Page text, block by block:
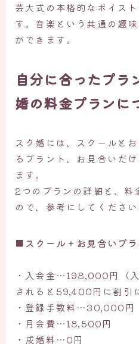
芸大式の本格的なボイス
す。音楽という共通の趣
ができます。
自分に合ったプラ
婚の料金プランに
スク婚には、スクールと
るプラント、お見合いだ
ます。
2つのプランの詳細と、料
ので、参考にしてください
■スクール＋お見合いプラ
・入会金…198,000円（
されると59,400円に割引
・登録手数料…30,000円
・月会費…18,500円
・成婚料…0円